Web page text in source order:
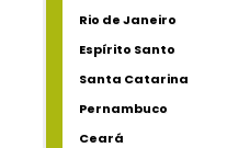
Rio de Janeiro
Espírito Santo
Santa Catarina
Pernambuco
Ceará